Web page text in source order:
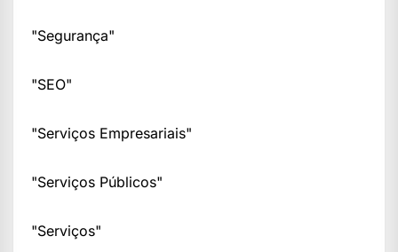
"Segurança"
"SEO"
"Serviços Empresariais"
"Serviços Públicos"
"Serviços"